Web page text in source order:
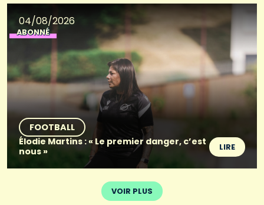
04/08/2026
ABONNÉ
FOOTBALL
Élodie Martins : « Le premier danger, c’est
nous »
LIRE
VOIR PLUS